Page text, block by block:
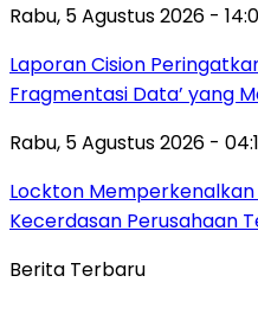
Rabu, 5 Agustus 2026 -
Laporan Cision
Fragmentasi Data’ yang
Rabu, 5 Agustus 2026 -
Lockton
Kecerdasan Perusahaan
Berita Terbaru